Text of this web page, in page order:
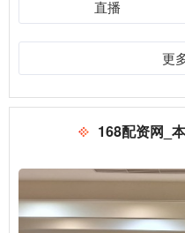
直播
更
168配资网_